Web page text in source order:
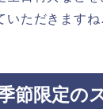
いただきますね
節限定の